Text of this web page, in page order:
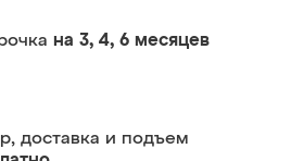
на 3, 4, 6 месяцев
доставка и подъем